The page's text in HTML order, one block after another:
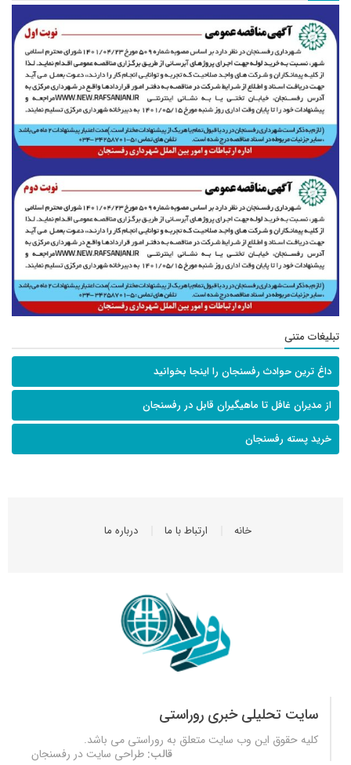
تبلیغات متنی
داغ ترین حوادث رفسنجان را اینجا بخوانید
از مدیران غافل تا ماهیگیران قابل در رفسنجان
خرید پسته رفسنجان
خانه ارتباط با ما درباره ما
سایت تحلیلی خبری روراستی
کلیه حقوق این وب سایت متعلق به روراستی می باشد.
قالب: طراحی سایت در رفسنجان